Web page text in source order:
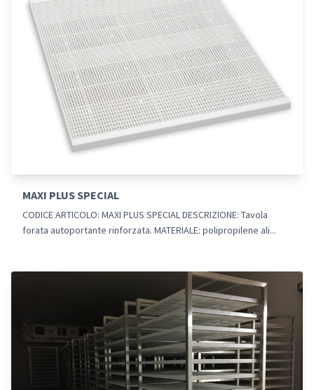
MAXI PLUS SPECIAL
CODICE ARTICOLO: MAXI PLUS SPECIAL DESCRIZIONE: Tavola
forata autoportante rinforzata. MATERIALE: polipropilene ali...